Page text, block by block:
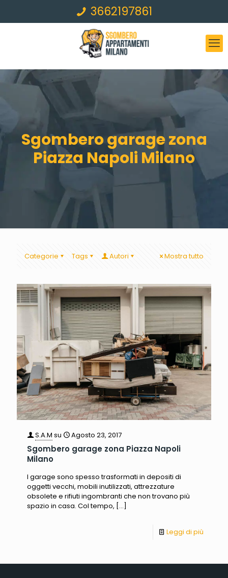
3662197861
Sgombero garage zona
Piazza Napoli Milano
Categorie Tags Autori Mostra tutto
S.A.M su Agosto 23, 2017
Sgombero garage zona Piazza Napoli
Milano
I garage sono spesso trasformati in depositi di
oggetti vecchi, mobili inutilizzati, attrezzature
obsolete e rifiuti ingombranti che non trovano più
spazio in casa. Col tempo, […]
Leggi di più